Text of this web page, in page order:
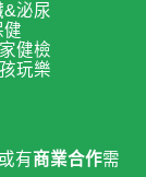
&泌尿
健
健檢
玩樂
或有商業合作需